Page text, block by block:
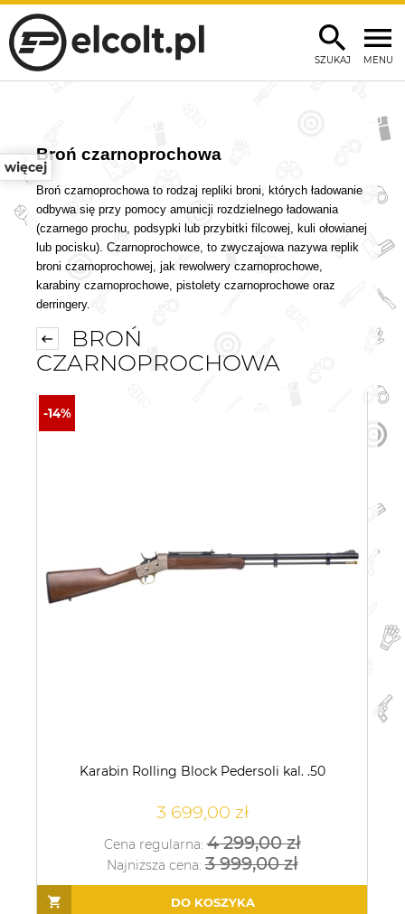
MENU
SZUKAJ
więcej
Broń czarnoprochowa
Broń czarnoprochowa to rodzaj repliki broni, których ładowanie
odbywa się przy pomocy amunicji rozdzielnego ładowania
(czarnego prochu, podsypki lub przybitki filcowej, kuli ołowianej
lub pocisku). Czarnoprochowce , to zwyczajowa nazywa replik
broni czarnoprochowej, jak rewolwery czarnoprochowe,
karabiny czarnoprochowe, pistolety czarnoprochowe oraz
derringery.
BROŃ
CZARNOPROCHOWA
Karabin Rolling Block Pedersoli kal. .50
3 699,00 zł
Cena regularna:4 299,00 zł
Najniższa cena:3 999,00 zł
DO KOSZYKA